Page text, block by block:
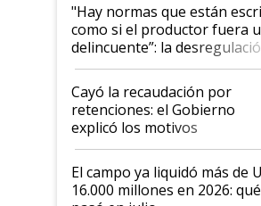
"Hay normas que están
como si el productor fuera
delincuente”: la
al Congreso Aapresid y
habló del financiamiento al
Cayó la recaudación por
retenciones: el Gobierno
explicó los motivos
El campo ya liquidó más de
16.000 millones en 2026: qué